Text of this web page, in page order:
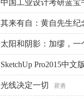
中国工业设计考研蓝宝
其来有自：黄自先生纪
太阳和阴影：加缪，
SketchUp Pro2015中文
光线决定一切 瞿勇